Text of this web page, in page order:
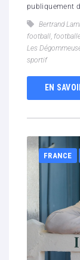
publiquement
Bertrand
football
Les
sportif
EN
FRANCE